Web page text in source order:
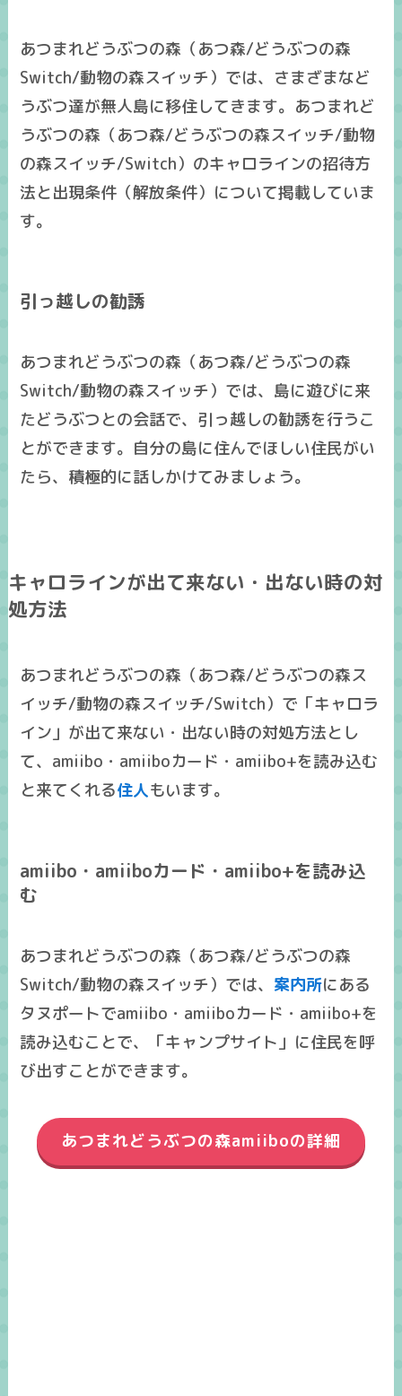
あつまれどうぶつの森（あつ森/どうぶつの森
Switch/動物の森スイッチ）では、さまざまなど
うぶつ達が無人島に移住してきます。あつまれど
うぶつの森（あつ森/どうぶつの森スイッチ/動物
の森スイッチ/Switch）のキャロラインの招待方
法と出現条件（解放条件）について掲載していま
す。
引っ越しの勧誘
あつまれどうぶつの森（あつ森/どうぶつの森
Switch/動物の森スイッチ）では、島に遊びに来
たどうぶつとの会話で、引っ越しの勧誘を行うこ
とができます。自分の島に住んでほしい住民がい
たら、積極的に話しかけてみましょう。
キャロラインが出て来ない・出ない時の対
処方法
あつまれどうぶつの森（あつ森/どうぶつの森ス
イッチ/動物の森スイッチ/Switch）で「キャロラ
イン」が出て来ない・出ない時の対処方法とし
て、amiibo・amiiboカード・amiibo+を読み込む
と来てくれる住人もいます。
amiibo・amiiboカード・amiibo+を読み込
む
あつまれどうぶつの森（あつ森/どうぶつの森
Switch/動物の森スイッチ）では、 案内所にある
タヌポートでamiibo・amiiboカード・amiibo+を
読み込むことで、「キャンプサイト」に住民を呼
び出すことができます。
あつまれどうぶつの森amiiboの詳細